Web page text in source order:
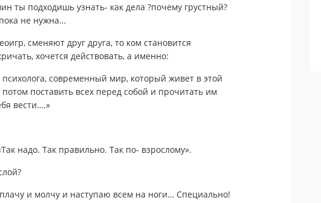
ты подходишь узнать- как дела ?почему грустный?
не нужна…
сменяют друг друга, то ком становится
хочется действовать, а именно:
современный мир, который живет в этой
поставить всех перед собой и прочитать им
вести….»
надо. Так правильно. Так по- взрослому».
и молчу и наступаю всем на ноги… Специально!